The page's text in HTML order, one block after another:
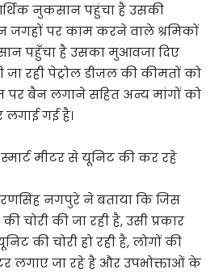
नुकसान पहुंचा है उसकी
जगहों पर काम करने वाले श्रमिकों
पहुँचा है उसका मुआवजा दिए
रही पेट्रोल डीजल की कीमतों को
पर बैन लगाने सहित अन्य मांगों को
लगाई गई है।
स्मार्ट मीटर से यूनिट की कर रहे
नगपुरे ने बताया कि जिस
चोरी की जा रही है, उसी प्रकार
की चोरी हो रही है, लोगों की
लगाए जा रहे है और उपभोक्ताओं के